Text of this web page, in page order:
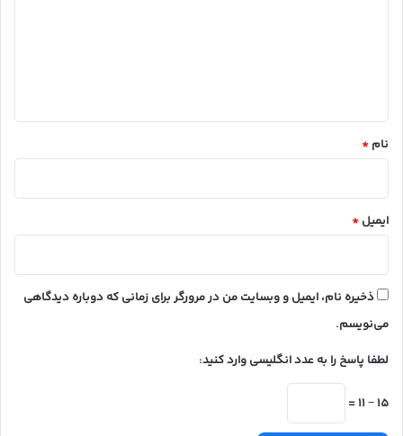
نام *
ایمیل *
ذخیره نام، ایمیل و وبسایت من در مرورگر برای زمانی که دوباره دیدگاهی
می‌نویسم.
لطفا پاسخ را به عدد انگلیسی وارد کنید:
15 − 11 =